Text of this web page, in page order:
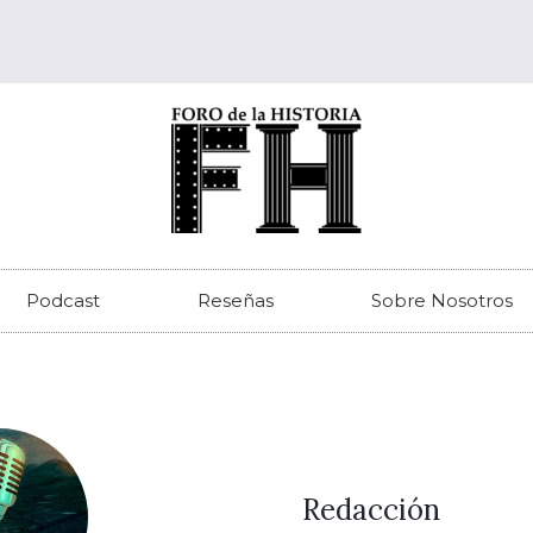
Podcast Reseñas Sobre Nosotros
Redacción